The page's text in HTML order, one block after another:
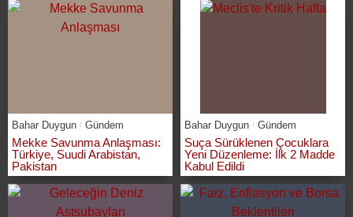
Bahar Duygun Gündem
Mekke Savunma Anlaşması:
Türkiye, Suudi Arabistan,
Pakistan
Bahar Duygun Gündem
Suça Sürüklenen Çocuklara
Yeni Düzenleme: İlk 2 Madde
Kabul Edildi